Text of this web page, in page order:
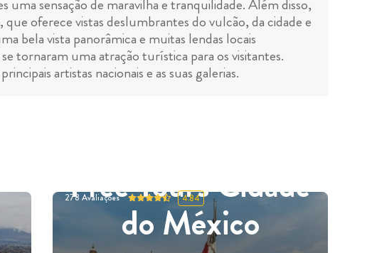
sensação de maravilha e tranquilidade. Além disso,
, que oferece vistas deslumbrantes do vulcão, da cidade e
bela vista panorâmica e muitas lendas locais
tornaram uma atração turística para os visitantes.
artistas nacionais e as suas galerias.
Free Tours Cidade
do México
278 Avaliações 4.84